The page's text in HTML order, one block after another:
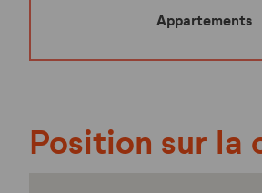
Appartements
Position sur la